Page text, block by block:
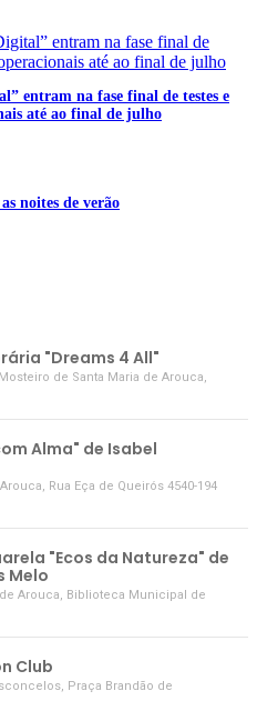
entram na fase final de testes e
até ao final de julho
noites de verão
"Dreams 4 All"
de Santa Maria de Arouca,
Alma" de Isabel
, Rua Eça de Queirós 4540-194
"Ecos da Natureza" de
Melo
Arouca, Biblioteca Municipal de
Club
, Praça Brandão de